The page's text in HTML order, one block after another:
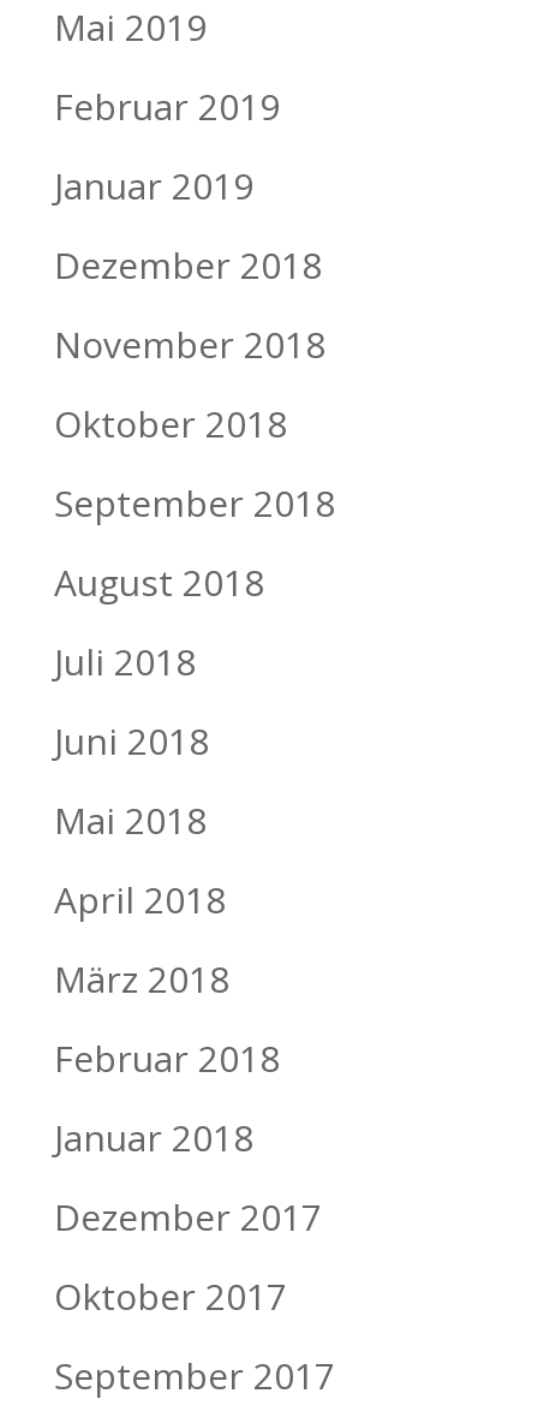
Mai 2019
Februar 2019
Januar 2019
Dezember 2018
November 2018
Oktober 2018
September 2018
August 2018
Juli 2018
Juni 2018
Mai 2018
April 2018
März 2018
Februar 2018
Januar 2018
Dezember 2017
Oktober 2017
September 2017